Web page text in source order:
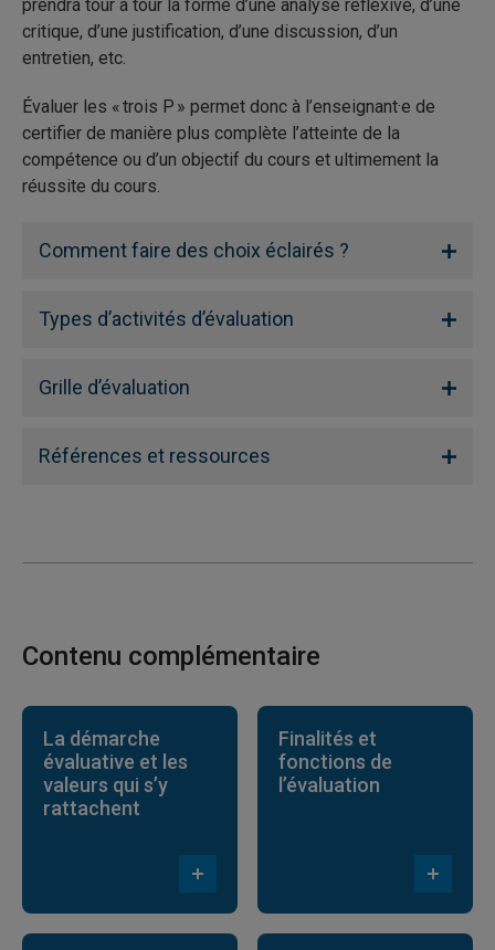
prendra tour à tour la forme d’une analyse réflexive, d’une
critique, d’une justification, d’une discussion, d’un
entretien, etc.
Évaluer les « trois P » permet donc à l’enseignant·e de
certifier de manière plus complète l’atteinte de la
compétence ou d’un objectif du cours et ultimement la
réussite du cours.
Comment faire des choix éclairés ?
Types d’activités d’évaluation
Grille d’évaluation
Références et ressources
Contenu complémentaire
La démarche
évaluative et les
valeurs qui s’y
rattachent
Finalités et
fonctions de
l’évaluation